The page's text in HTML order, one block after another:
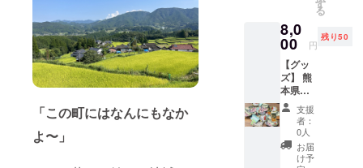
「この町にはなんにもなか
よ〜」
す
る
8,0
00 円
残り50
【グッ
ズ】 熊
本県美
里町を
モチー
フにし
た、オ
リジナ
支援
者：
0人
お届
け予